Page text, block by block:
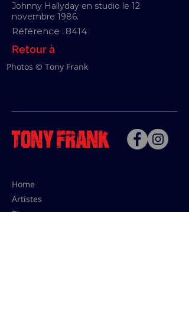
Johnny Hallyday en studio le 12
novembre 1986.
Référence : 8414
Retour à
Photos © Tony Frank
Home
Artistes
Bio